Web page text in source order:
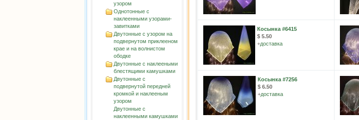
узором
Однотонные с
наклеенными узорами-
завитками
Двутонные с узором на
подвернутом приклееном
крае и на волнистом
ободке
Двутонные с наклееными
блестящими камушками
Двутонные с
подвернутой передней
кромкой и наклееным
узором
Двутонные с
наклеенными камушками
Косынка #6415
$ 5.50
+доставка
Косынка #7256
$ 6.50
+доставка